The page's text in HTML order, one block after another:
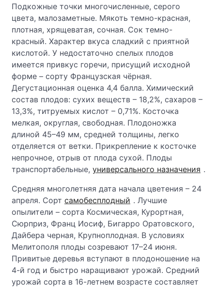
Подкожные точки многочисленные, серого
цвета, малозаметные. Мякоть темно-красная,
плотная, хрящеватая, сочная. Сок темно-
красный. Характер вкуса сладкий с приятной
кислотой. У недостаточно спелых плодов
имеется привкус горечи, присущий исходной
форме – сорту Французская чёрная.
Дегустационная оценка 4,4 балла. Химический
состав плодов: сухих веществ – 18,2%, сахаров –
13,3%, титруемых кислот – 0,71%. Косточка
мелкая, округлая, свободная. Плодоножка
длиной 45–49 мм, средней толщины, легко
отделяется от ветки. Прикрепление к косточке
непрочное, отрыв от плода сухой. Плоды
транспортабельные, универсального назначения .
Средняя многолетняя дата начала цветения – 24
апреля. Сорт самобесплодный . Лучшие
опылители – сорта Космическая, Курортная,
Сюрприз, Франц Иосиф, Бигарро Оратовского,
Дайбера черная, Крупноплодная. В условиях
Мелитополя плоды созревают 17–24 июня.
Привитые деревья вступают в плодоношение на
4-й год и быстро наращивают урожай. Средний
урожай сорта в 16-летнем возрасте составляет